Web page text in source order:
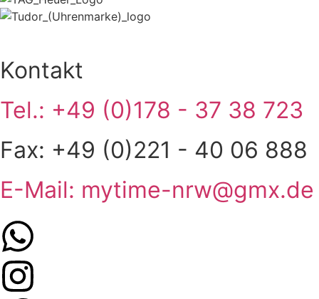
Kontakt
Tel.: +49 (0)178 - 37 38 723
Fax: +49 (0)221 - 40 06 888
E-Mail: mytime-nrw@gmx.de